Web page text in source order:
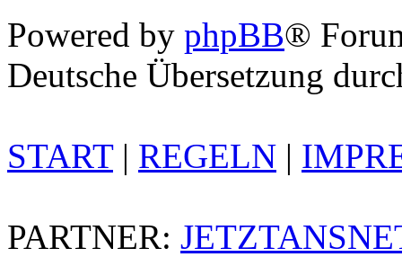
Powered by phpBB®
Deutsche Übersetzung
START| REGELN |
PARTNER: